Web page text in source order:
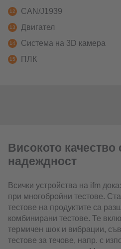
CAN/J1939
Двигател
Система на 3D камера
ПЛК
Високото качество
надеждност
Всички устройства на ifm
при многобройни тестове.
тестове на продуктите са
комбинирани тестове. Те
термичен шок и вибрации,
тестове за течове, напр. с